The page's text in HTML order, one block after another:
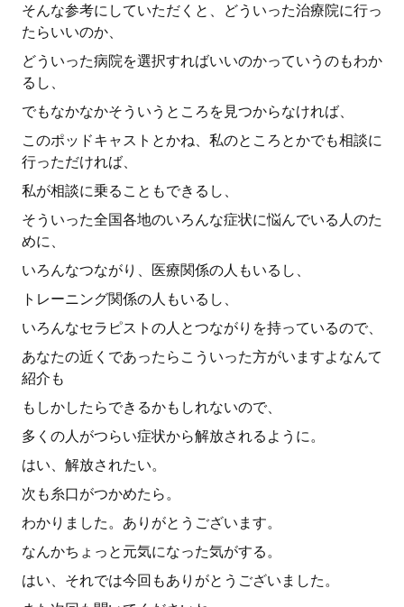
そんな参考にしていただくと、どういった治療院に行っ
たらいいのか、
どういった病院を選択すればいいのかっていうのもわか
るし、
でもなかなかそういうところを見つからなければ、
このポッドキャストとかね、私のところとかでも相談に
行っただければ、
私が相談に乗ることもできるし、
そういった全国各地のいろんな症状に悩んでいる人のた
めに、
いろんなつながり、医療関係の人もいるし、
トレーニング関係の人もいるし、
いろんなセラピストの人とつながりを持っているので、
あなたの近くであったらこういった方がいますよなんて
紹介も
もしかしたらできるかもしれないので、
多くの人がつらい症状から解放されるように。
はい、解放されたい。
次も糸口がつかめたら。
わかりました。ありがとうございます。
なんかちょっと元気になった気がする。
はい、それでは今回もありがとうございました。